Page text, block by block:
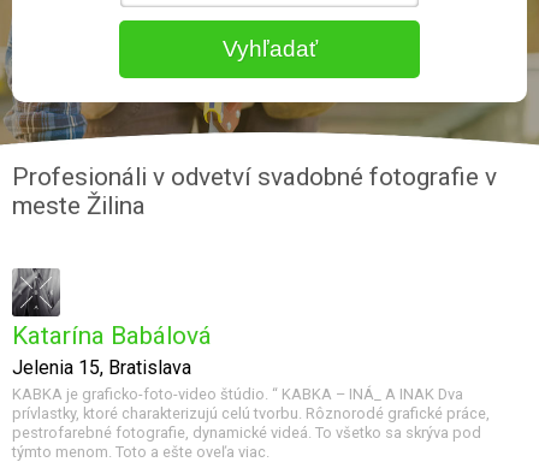
Profesionáli v odvetví svadobné fotografie v
meste Žilina
Katarína Babálová
Jelenia 15, Bratislava
KABKA je graficko-foto-video štúdio. “ KABKA – INÁ_ A INAK Dva
prívlastky, ktoré charakterizujú celú tvorbu. Rôznorodé grafické práce,
pestrofarebné fotografie, dynamické videá. To všetko sa skrýva pod
týmto menom. Toto a ešte oveľa viac.